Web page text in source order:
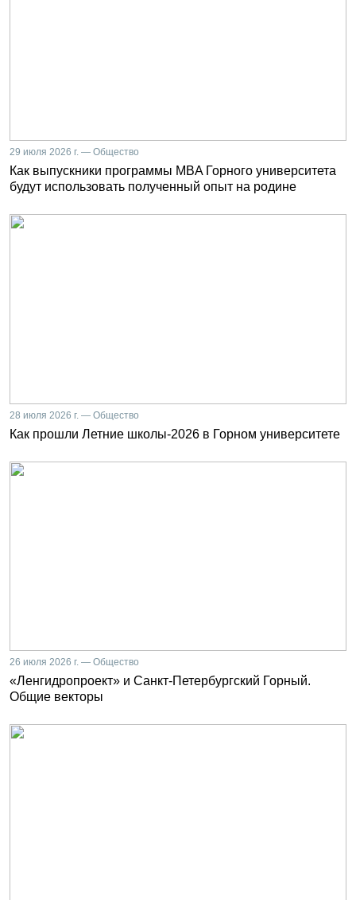
29 июля 2026 г. — Общество
Как выпускники программы MBA Горного университета
будут использовать полученный опыт на родине
28 июля 2026 г. — Общество
Как прошли Летние школы-2026 в Горном университете
26 июля 2026 г. — Общество
«Ленгидропроект» и Санкт-Петербургский Горный.
Общие векторы